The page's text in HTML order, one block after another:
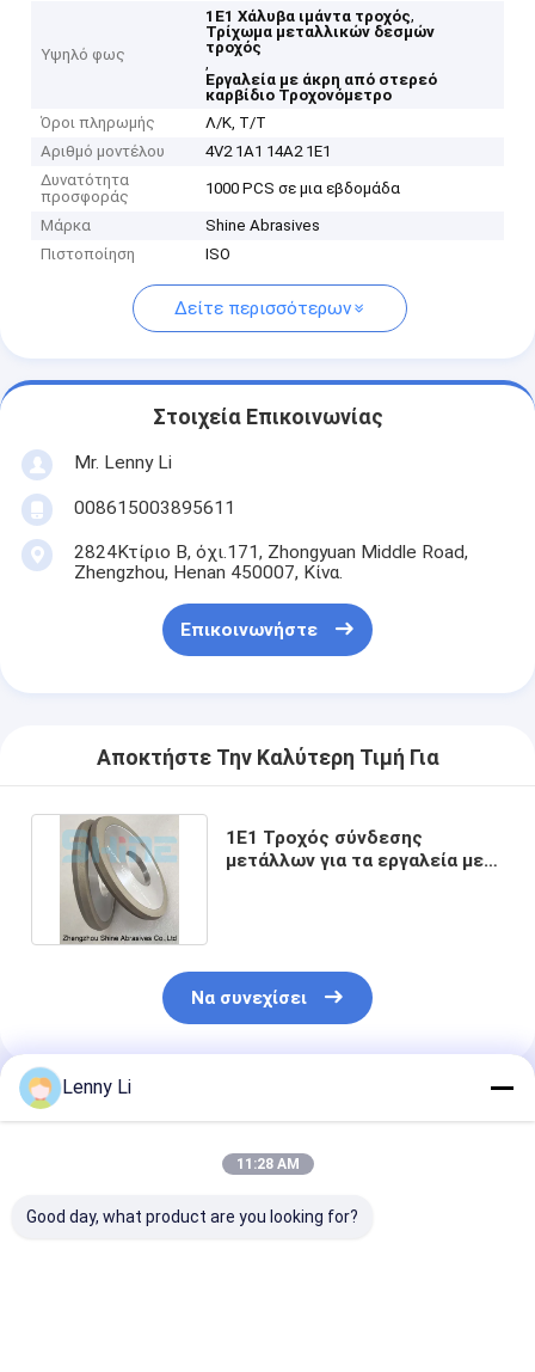
Υψηλό φως
1E1 Χάλυβα ιμάντα τροχός,
Τρίχωμα μεταλλικών δεσμών
τροχός
,
Εργαλεία με άκρη από στερεό
καρβίδιο Τροχονόμετρο
Όροι πληρωμής
Λ/Κ, Τ/Τ
Αριθμό μοντέλου
4V2 1A1 14A2 1E1
Δυνατότητα
προσφοράς
1000 PCS σε μια εβδομάδα
Μάρκα
Shine Abrasives
Πιστοποίηση
ISO
Δείτε περισσότερων
Στοιχεία Επικοινωνίας
Mr. Lenny Li
008615003895611
2824Κτίριο Β, όχι.171, Zhongyuan Middle Road,
Zhengzhou, Henan 450007, Κίνα.
Επικοινωνήστε
Αποκτήστε Την Καλύτερη Τιμή Για
1Ε1 Τροχός σύνδεσης
μετάλλων για τα εργαλεία με
Να συνεχίσει
Συνιστώμενα Προϊόντα
Lenny Li
11:28 AM
Good day, what product are you looking for?